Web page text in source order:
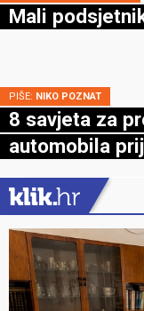
Mali
PIŠE: NIKO POZNAT
8 savjeta za
automobila